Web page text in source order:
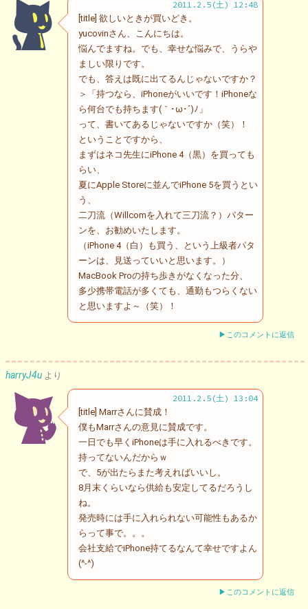
2011.2.5(土) 12:48
[title] 欲しいときが買いどき。
yucovinさん、こんにちは。
悩んでますね。でも、幸せな悩みで、うらや
ましい限りです。
でも、答えは既に出てるんじゃないですか？
＞「持つなら、iPhoneがいいです！iPhoneな
ら何台でも持ちます(｀･ω･´)ﾉ」
って、書いてあるじゃないですか（笑）！
ということですから、
まずはネコ先生にiPhone 4（黒）を買っても
らい、
夏にApple Storeに並んでiPhone 5を買うとい
う、
二刀流（Willcomを入れて三刀流？）パター
ンを、お勧めいたします。
（iPhone 4（白）も買う、という上級者パタ
ーンは、見送っていいと思います。）
MacBook Proの持ち歩きがなくなった分、
多少携帯電話が多くても、通勤もつらくない
と思いますよ～（笑）！
▶このコメントに返信
harryJ4u より
2011.2.5(土) 13:04
[title] Marrさんに賛成！
僕もMarrさんの意見に賛成です。
一日でも早くiPhoneは手に入れるべきです。
持ってないんだからｗ
で、5が出たらまた考えればいいし。
8月末くらいなら供給も安定してるだろうし
ね。
発売時には手に入れられない可能性もあるか
らって事で。。。
会社支給でiPhone持てるなんて幸せですよん
(^-^)
▶このコメントに返信